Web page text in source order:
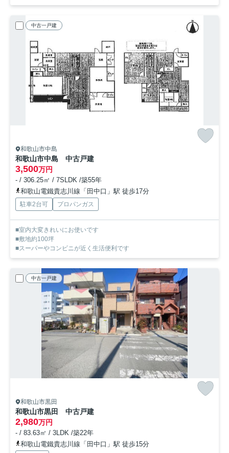
中古一戸建
和歌山市中島
和歌山市中島 中古戸建
3,500万円
- / 306.25㎡ / 7SLDK /築55年
和歌山電鐵貴志川線「田中口」駅 徒歩17分
駐車2台可 プロパンガス
■室内大変きれいにお使いです
■敷地約100坪
■スーパーやコンビニが近く生活便利です
中古一戸建
和歌山市黒田
和歌山市黒田 中古戸建
2,980万円
- / 83.63㎡ / 3LDK /築22年
和歌山電鐵貴志川線「田中口」駅 徒歩15分